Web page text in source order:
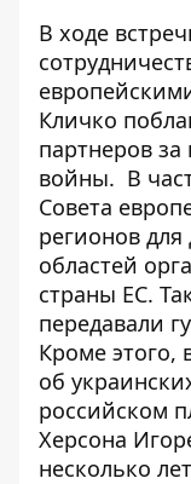
В ходе
Кличко
партнеров за
войны. В
Совета
регионов
областей
страны ЕС.
передавали
Кроме этого,
об
российском
Херсона
несколько